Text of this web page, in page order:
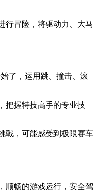
行冒险，将驱动力、大马
了，运用跳、撞击、滚
把握特技高手的专业技
戰，可能感受到极限赛车
顺畅的游戏运行，安全驾